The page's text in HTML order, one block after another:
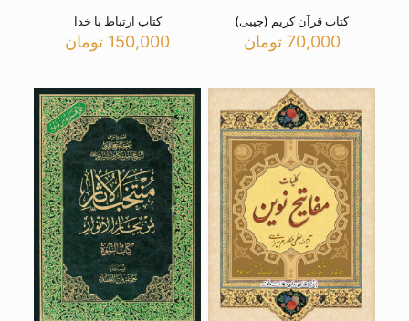
کتاب قرآن کریم (جیبی)
70,000 تومان
کتاب ارتباط با خدا
150,000 تومان